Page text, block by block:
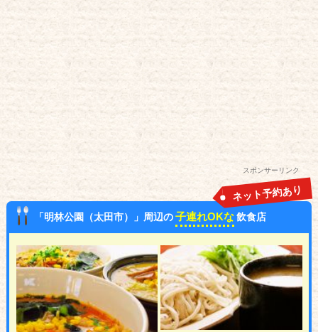
スポンサーリンク
「明林公園（太田市）」周辺の子連れOKな 飲食店
ネット予約あり